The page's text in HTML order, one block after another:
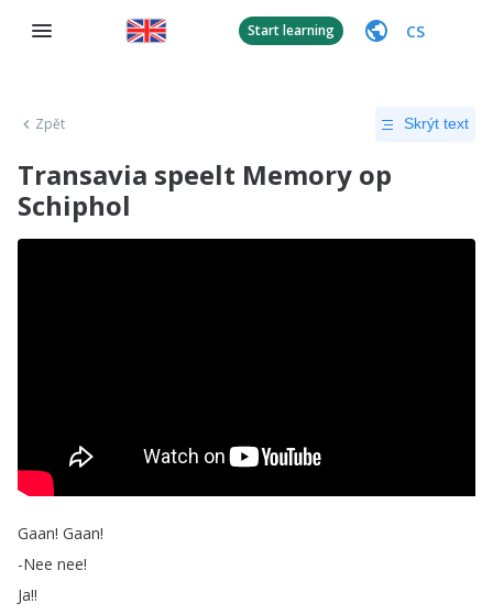
Start learning CS
Zpět Skrýt text
Transavia speelt Memory op
Schiphol
Gaan! Gaan!
-Nee nee!
Ja!!